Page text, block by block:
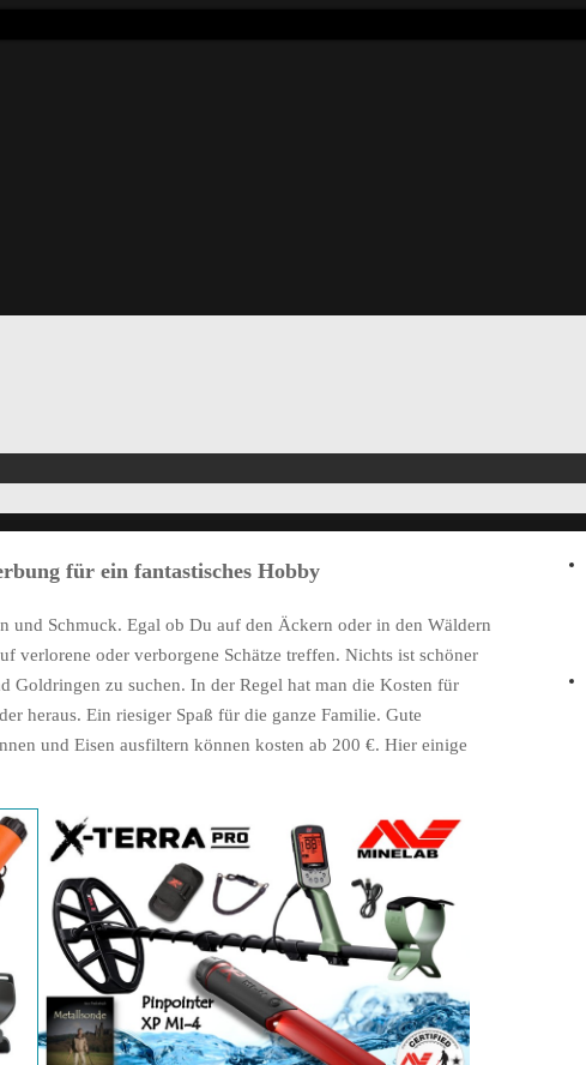
für ein fantastisches Hobby
und Schmuck. Egal ob Du auf den Äckern oder in den Wäldern
verlorene oder verborgene Schätze treffen. Nichts ist schöner
Goldringen zu suchen. In der Regel hat man die Kosten für
heraus. Ein riesiger Spaß für die ganze Familie. Gute
und Eisen ausfiltern können kosten ab 200 €. Hier einige